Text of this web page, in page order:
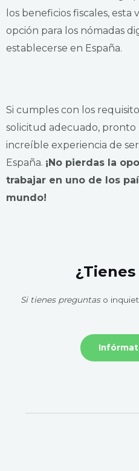
los beneficios fiscales, esta
opción para los nómadas
establecerse en España.
Si cumples con los
solicitud adecuado, pronto
increíble experiencia de
España. ¡No pierdas la
trabajar en uno de los
mundo!
Si tienes preguntaso